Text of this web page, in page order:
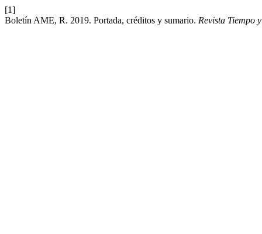
[1]
Boletín AME, R. 2019. Portada, créditos y sumario. Revista Tiempo